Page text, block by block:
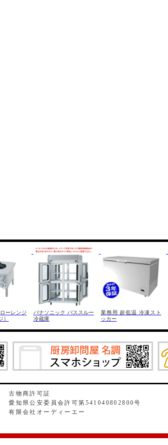
ーレンジ
］
パナソニック パススルー
冷蔵庫
業務用 超低温 冷凍スト
ッカー
古物商許可証
愛知県公安委員会許可第541040802800号
有限会社オーディーエー